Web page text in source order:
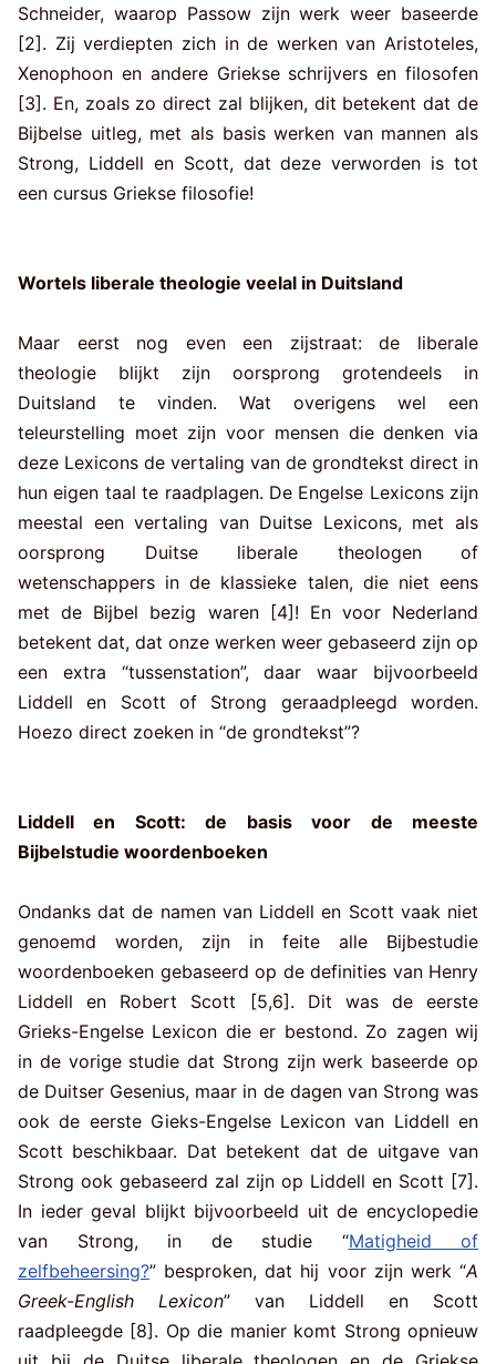
Schneider, waarop Passow zijn werk weer baseerde
[2]. Zij verdiepten zich in de werken van Aristoteles,
Xenophoon en andere Griekse schrijvers en filosofen
[3]. En, zoals zo direct zal blijken, dit betekent dat de
Bijbelse uitleg, met als basis werken van mannen als
Strong, Liddell en Scott, dat deze verworden is tot
een cursus Griekse filosofie!
Wortels liberale theologie veelal in Duitsland
Maar eerst nog even een zijstraat: de liberale
theologie blijkt zijn oorsprong grotendeels in
Duitsland te vinden. Wat overigens wel een
teleurstelling moet zijn voor mensen die denken via
deze Lexicons de vertaling van de grondtekst direct in
hun eigen taal te raadplagen. De Engelse Lexicons zijn
meestal een vertaling van Duitse Lexicons, met als
oorsprong Duitse liberale theologen of
wetenschappers in de klassieke talen, die niet eens
met de Bijbel bezig waren [4]! En voor Nederland
betekent dat, dat onze werken weer gebaseerd zijn op
een extra “tussenstation”, daar waar bijvoorbeeld
Liddell en Scott of Strong geraadpleegd worden.
Hoezo direct zoeken in “de grondtekst”?
Liddell en Scott: de basis voor de meeste
Bijbelstudie woordenboeken
Ondanks dat de namen van Liddell en Scott vaak niet
genoemd worden, zijn in feite alle Bijbestudie
woordenboeken gebaseerd op de definities van Henry
Liddell en Robert Scott [5,6]. Dit was de eerste
Grieks-Engelse Lexicon die er bestond. Zo zagen wij
in de vorige studie dat Strong zijn werk baseerde op
de Duitser Gesenius, maar in de dagen van Strong was
ook de eerste Gieks-Engelse Lexicon van Liddell en
Scott beschikbaar. Dat betekent dat de uitgave van
Strong ook gebaseerd zal zijn op Liddell en Scott [7].
In ieder geval blijkt bijvoorbeeld uit de encyclopedie
van Strong, in de studie “Matigheid of
zelfbeheersing?” besproken, dat hij voor zijn werk “A
Greek-English Lexicon” van Liddell en Scott
raadpleegde [8]. Op die manier komt Strong opnieuw